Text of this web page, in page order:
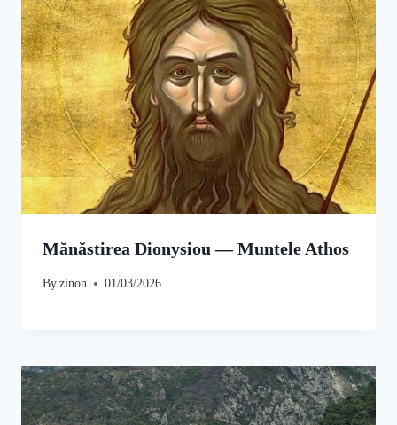
Mănăstirea Dionysiou — Muntele Athos
Byzinon 01/03/2026